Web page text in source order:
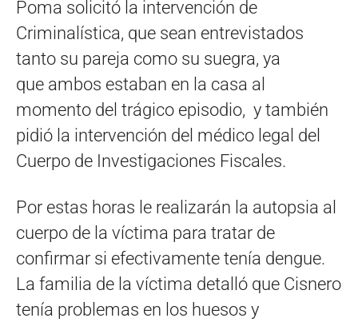
Poma solicitó la intervención de
Criminalística, que sean entrevistados
tanto su pareja como su suegra, ya
que ambos estaban en la casa al
momento del trágico episodio, y también
pidió la intervención del médico legal del
Cuerpo de Investigaciones Fiscales.
Por estas horas le realizarán la autopsia al
cuerpo de la víctima para tratar de
confirmar si efectivamente tenía dengue.
La familia de la víctima detalló que Cisnero
tenía problemas en los huesos y